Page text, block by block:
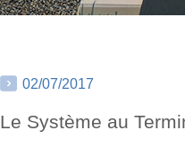
02/07/2017
Le Système au